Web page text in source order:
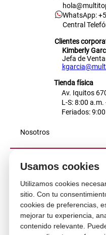
Usamos cookies
Utilizamos cookies
sitio. Con tu
cookies de preferencias,
mejorar tu experiencia,
contenido relevante.
WhatsApp:
Central
Clientes
Kimberly
Jefa de
Tienda física
Av. Iquitos
L-S: 8:00 a.m.
Feriados:
Nosotros
Atención al cliente
Descubre más